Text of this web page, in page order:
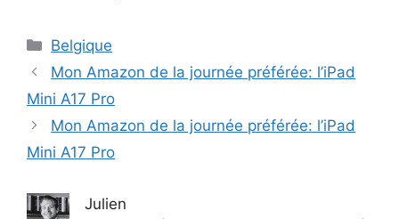
Catégories
Belgique
Mon Amazon de la journée préférée: l’iPad
Mini A17 Pro
Mon Amazon de la journée préférée: l’iPad
Mini A17 Pro
Julien